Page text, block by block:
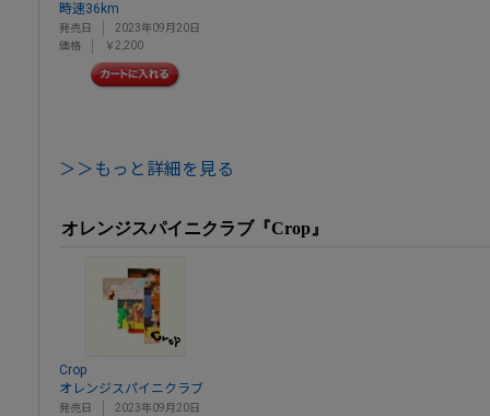
時速36km
発売日
2023年09月20日
価格
￥2,200
＞＞もっと詳細を見る
オレンジスパイニクラブ『Crop』
Crop
オレンジスパイニクラブ
発売日
2023年09月20日